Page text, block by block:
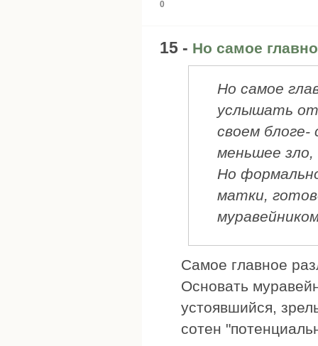
0
15 - Но самое
Но самое
услышать
своем
меньшее зло,
Но
матки,
Самое главное
Основать
устоявшийся,
сотен